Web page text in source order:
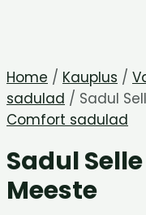
Home / Kauplus /
sadulad / Sadul
Comfort sadulad
Sadul
Meeste